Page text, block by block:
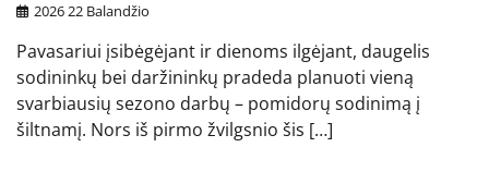
2026 22 Balandžio
Pavasariui įsibėgėjant ir dienoms ilgėjant, daugelis
sodininkų bei daržininkų pradeda planuoti vieną
svarbiausių sezono darbų – pomidorų sodinimą į
šiltnamį. Nors iš pirmo žvilgsnio šis […]